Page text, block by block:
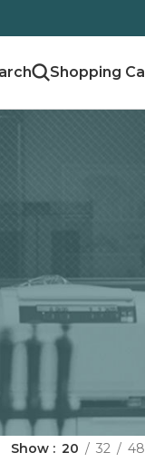
Show 20 32 48